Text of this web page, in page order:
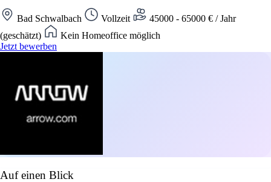
Bad Schwalbach Vollzeit
45000 - 65000 € / Jahr
(geschätzt)
Kein Homeoffice möglich
Jetzt bewerben
Auf einen Blick